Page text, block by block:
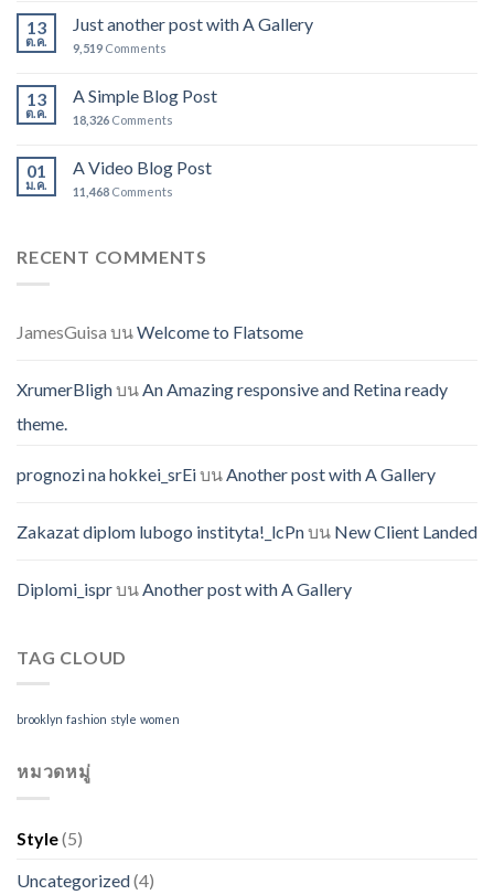
13
ต.ค.
Just another post with A Gallery
9,519 Comments
13
ต.ค.
A Simple Blog Post
18,326 Comments
01
ม.ค.
A Video Blog Post
11,468 Comments
RECENT COMMENTS
JamesGuisa บนWelcome to Flatsome
XrumerBlighบนAn Amazing responsive and Retina ready
theme.
prognozi na hokkei_srEiบนAnother post with A Gallery
Zakazat diplom lubogo instityta!_lcPnบน New Client Landed
Diplomi_isprบนAnother post with A Gallery
TAG CLOUD
brooklyn fashion style women
หมวดหมู่
Style(5)
Uncategorized(4)